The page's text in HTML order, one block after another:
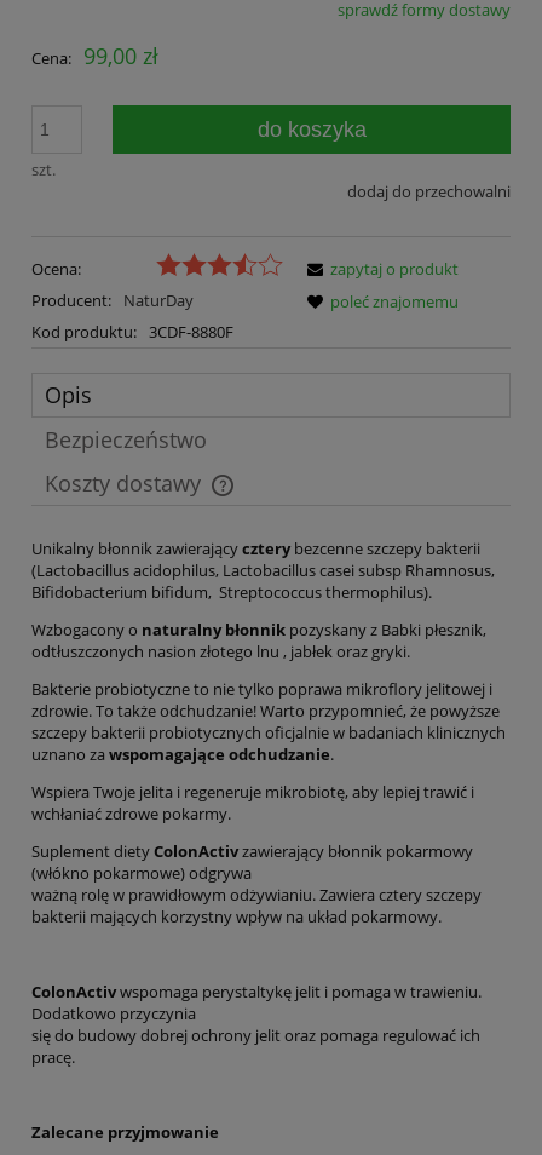
Cena nie zawiera ewentualnych kosztów płatnościsprawdź formy dostawy
Cena: 99,00 zł
szt.
do koszyka
dodaj do przechowalni
Ocena:
Producent:
NaturDay
Kod produktu: 3CDF-8880F
zapytaj o produkt
poleć znajomemu
Opis
Bezpieczeństwo
Koszty dostawy
Cena nie zawiera ewentualnych kosztów płatności
Unikalny błonnik zawierającyczterybezcenne szczepy bakterii
(Lactobacillus acidophilus, Lactobacillus casei subsp Rhamnosus,
Bifidobacterium bifidum, Streptococcus thermophilus).
Wzbogacony o naturalny błonnik pozyskany z Babki płesznik,
odtłuszczonych nasion złotego lnu , jabłek oraz gryki.
Bakterie probiotyczne to nie tylko poprawa mikroflory jelitowej i
zdrowie. To także odchudzanie! Warto przypomnieć, że powyższe
szczepy bakterii probiotycznych oficjalnie w badaniach klinicznych
uznano za wspomagające odchudzanie.
Wspiera Twoje jelita i regeneruje mikrobiotę, aby lepiej trawić i
wchłaniać zdrowe pokarmy.
Suplement dietyColonActivzawierający błonnik pokarmowy
(włókno pokarmowe) odgrywa
ważną rolę w prawidłowym odżywianiu. Zawiera cztery szczepy
bakterii mających korzystny wpływ na układ pokarmowy.
ColonActivwspomaga perystaltykę jelit i pomaga w trawieniu.
Dodatkowo przyczynia
się do budowy dobrej ochrony jelit oraz pomaga regulować ich
pracę.
Zalecane przyjmowanie